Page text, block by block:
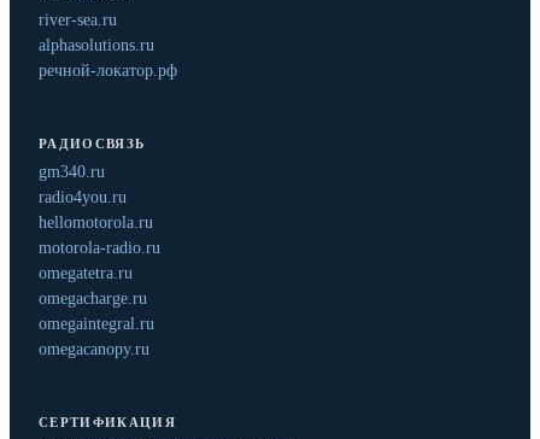
river-sea.ru
alphasolutions.ru
речной-локатор.рф
РАДИОСВЯЗЬ
gm340.ru
radio4you.ru
hellomotorola.ru
motorola-radio.ru
omegatetra.ru
omegacharge.ru
omegaintegral.ru
omegacanopy.ru
СЕРТИФИКАЦИЯ